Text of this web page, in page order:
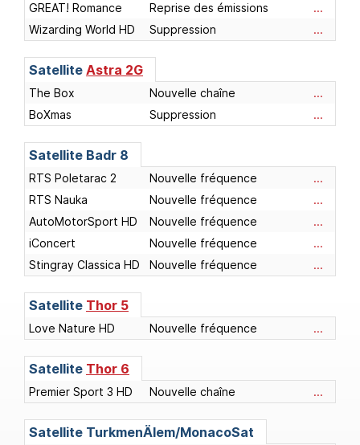
GREAT! Romance
Reprise des émissions
...
Wizarding World HD
Suppression ...
Satellite Astra 2G
The Box Nouvelle chaîne
...
BoXmas
Suppression ...
Satellite Badr 8
RTS Poletarac 2 Nouvelle fréquence
...
RTS Nauka
Nouvelle fréquence
...
AutoMotorSport HD
Nouvelle fréquence
...
iConcert
Nouvelle fréquence
...
Stingray Classica HD
Nouvelle fréquence ...
Satellite Thor 5
Love Nature HD Nouvelle fréquence ...
Satellite Thor 6
Premier Sport 3 HD Nouvelle chaîne ...
Satellite TurkmenÄlem/MonacoSat